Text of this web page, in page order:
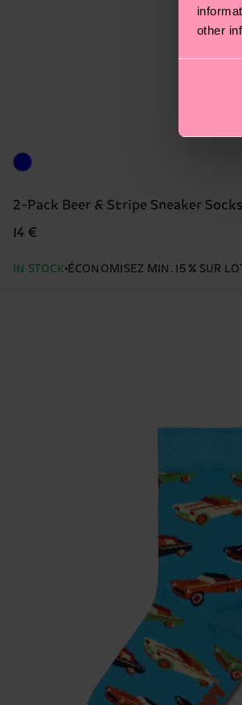
other
2-Pack Beer & Stripe Sneaker Socks
14 €
IN STOCK ÉCONOMISEZ MIN. 15 % SUR